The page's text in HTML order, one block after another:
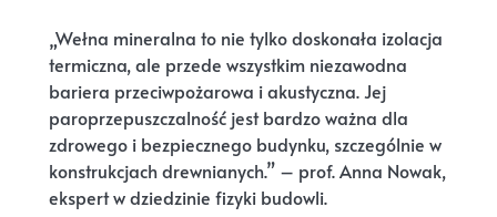
„Wełna mineralna to nie tylko doskonała izolacja
termiczna, ale przede wszystkim niezawodna
bariera przeciwpożarowa i akustyczna. Jej
paroprzepuszczalność jest bardzo ważna dla
zdrowego i bezpiecznego budynku, szczególnie w
konstrukcjach drewnianych.” – prof. Anna Nowak,
ekspert w dziedzinie fizyki budowli.